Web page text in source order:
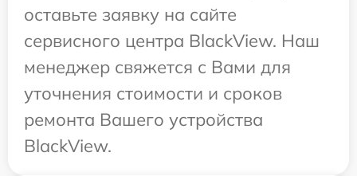
оставьте заявку на сайте
сервисного центра BlackView. Наш
менеджер свяжется с Вами для
уточнения стоимости и сроков
ремонта Вашего устройства
BlackView.